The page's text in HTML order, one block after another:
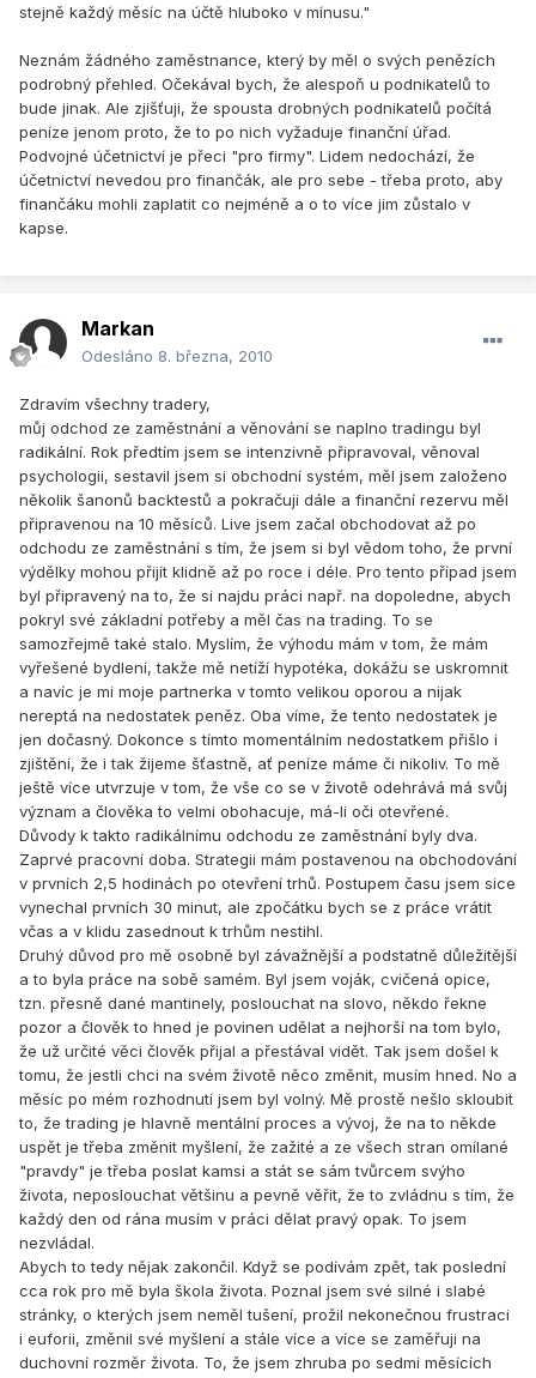
stejně každý měsíc na účtě hluboko v mínusu."
Neznám žádného zaměstnance, který by měl o svých penězích
podrobný přehled. Očekával bych, že alespoň u podnikatelů to
bude jinak. Ale zjišťuji, že spousta drobných podnikatelů počítá
peníze jenom proto, že to po nich vyžaduje finanční úřad.
Podvojné účetnictví je přeci "pro firmy". Lidem nedochází, že
účetnictví nevedou pro finančák, ale pro sebe - třeba proto, aby
finančáku mohli zaplatit co nejméně a o to více jim zůstalo v
kapse.
Markan
Odesláno 8. března, 2010
Zdravím všechny tradery,
můj odchod ze zaměstnání a věnování se naplno tradingu byl
radikální. Rok předtím jsem se intenzivně připravoval, věnoval
psychologii, sestavil jsem si obchodní systém, měl jsem založeno
několik šanonů backtestů a pokračuji dále a finanční rezervu měl
připravenou na 10 měsíců. Live jsem začal obchodovat až po
odchodu ze zaměstnání s tím, že jsem si byl vědom toho, že první
výdělky mohou přijít klidně až po roce i déle. Pro tento případ jsem
byl připravený na to, že si najdu práci např. na dopoledne, abych
pokryl své základní potřeby a měl čas na trading. To se
samozřejmě také stalo. Myslím, že výhodu mám v tom, že mám
vyřešené bydlení, takže mě netíží hypotéka, dokážu se uskromnit
a navíc je mi moje partnerka v tomto velikou oporou a nijak
nereptá na nedostatek peněz. Oba víme, že tento nedostatek je
jen dočasný. Dokonce s tímto momentálním nedostatkem přišlo i
zjištění, že i tak žijeme šťastně, ať peníze máme či nikoliv. To mě
ještě více utvrzuje v tom, že vše co se v životě odehrává má svůj
význam a člověka to velmi obohacuje, má-li oči otevřené.
Důvody k takto radikálnímu odchodu ze zaměstnání byly dva.
Zaprvé pracovní doba. Strategii mám postavenou na obchodování
v prvních 2,5 hodinách po otevření trhů. Postupem času jsem sice
vynechal prvních 30 minut, ale zpočátku bych se z práce vrátit
včas a v klidu zasednout k trhům nestihl.
Druhý důvod pro mě osobně byl závažnější a podstatně důležitější
a to byla práce na sobě samém. Byl jsem voják, cvičená opice,
tzn. přesně dané mantinely, poslouchat na slovo, někdo řekne
pozor a člověk to hned je povinen udělat a nejhorší na tom bylo,
že už určité věci člověk přijal a přestával vidět. Tak jsem došel k
tomu, že jestli chci na svém životě něco změnit, musím hned. No a
měsíc po mém rozhodnutí jsem byl volný. Mě prostě nešlo skloubit
to, že trading je hlavně mentální proces a vývoj, že na to někde
uspět je třeba změnit myšlení, že zažité a ze všech stran omílané
"pravdy" je třeba poslat kamsi a stát se sám tvůrcem svýho
života, neposlouchat většinu a pevně věřit, že to zvládnu s tím, že
každý den od rána musím v práci dělat pravý opak. To jsem
nezvládal.
Abych to tedy nějak zakončil. Když se podívám zpět, tak poslední
cca rok pro mě byla škola života. Poznal jsem své silné i slabé
stránky, o kterých jsem neměl tušení, prožil nekonečnou frustraci
i euforii, změnil své myšlení a stále více a více se zaměřuji na
duchovní rozměr života. To, že jsem zhruba po sedmi měsících